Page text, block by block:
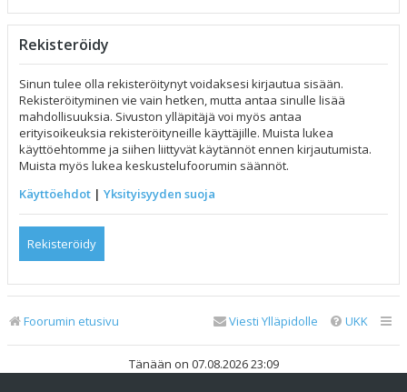
Rekisteröidy
Sinun tulee olla rekisteröitynyt voidaksesi kirjautua sisään.
Rekisteröityminen vie vain hetken, mutta antaa sinulle lisää
mahdollisuuksia. Sivuston ylläpitäjä voi myös antaa
erityisoikeuksia rekisteröityneille käyttäjille. Muista lukea
käyttöehtomme ja siihen liittyvät käytännöt ennen kirjautumista.
Muista myös lukea keskustelufoorumin säännöt.
Käyttöehdot | Yksityisyyden suoja
Rekisteröidy
Foorumin etusivu UKK
Viesti Ylläpidolle
Tänään on 07.08.2026 23:09